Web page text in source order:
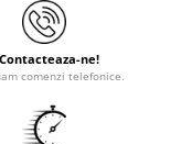
Contacteaza-ne!
comenzi telefonice.